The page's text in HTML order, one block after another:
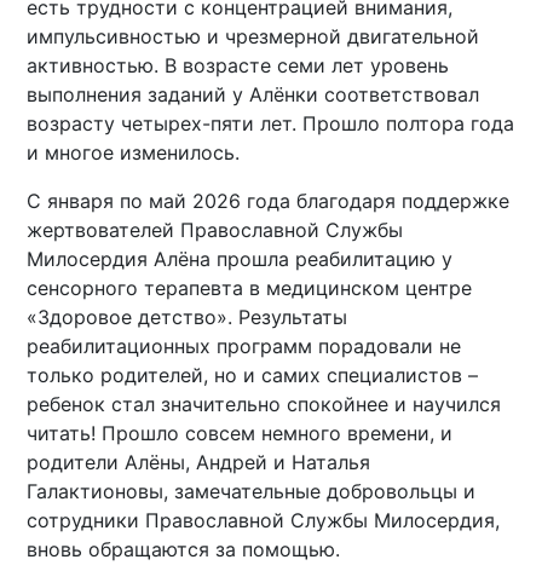
есть трудности с концентрацией внимания,
импульсивностью и чрезмерной двигательной
активностью. В возрасте семи лет уровень
выполнения заданий у Алёнки соответствовал
возрасту четырех-пяти лет. Прошло полтора года
и многое изменилось.
С января по май 2026 года благодаря поддержке
жертвователей Православной Службы
Милосердия Алёна прошла реабилитацию у
сенсорного терапевта в медицинском центре
«Здоровое детство». Результаты
реабилитационных программ порадовали не
только родителей, но и самих специалистов –
ребенок стал значительно спокойнее и научился
читать! Прошло совсем немного времени, и
родители Алёны, Андрей и Наталья
Галактионовы, замечательные добровольцы и
сотрудники Православной Службы Милосердия,
вновь обращаются за помощью.